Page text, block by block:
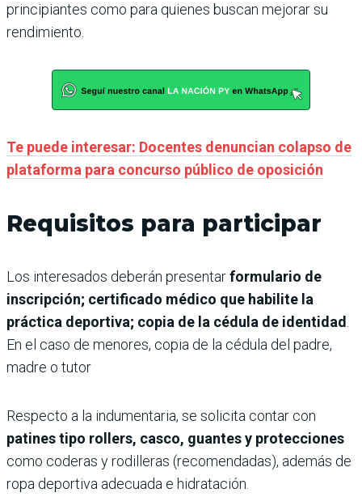
principiantes como para quienes buscan mejorar su
rendimiento.
Te puede interesar: Docentes denuncian colapso de
plataforma para concurso público de oposición
Requisitos para participar
Los interesados deberán presentarformulario de
inscripción; certificado médico que habilite la
práctica deportiva; copia de la cédula de identidad
En el caso de menores, copia de la cédula del padre,
madre o tutor
Respecto a la indumentaria, se solicita contar con
patines tipo rollers, casco, guantes y protecciones
como coderas y rodilleras (recomendadas), además de
ropa deportiva adecuada e hidratación.